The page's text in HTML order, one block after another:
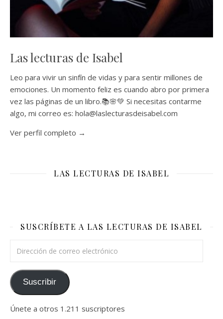
Las lecturas de Isabel
Leo para vivir un sinfín de vidas y para sentir millones de
emociones. Un momento feliz es cuando abro por primera
vez las páginas de un libro.📚🌸💚 Si necesitas contarme
algo, mi correo es: hola@laslecturasdeisabel.com
Ver perfil completo →
LAS LECTURAS DE ISABEL
SUSCRÍBETE A LAS LECTURAS DE ISABEL
Suscribir
Únete a otros 1.211 suscriptores